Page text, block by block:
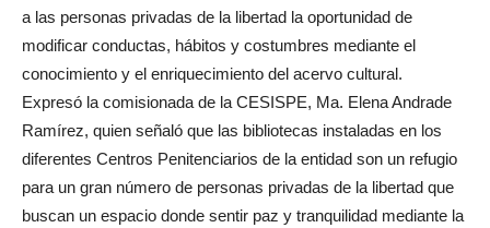
a las personas privadas de la libertad la oportunidad de
modificar conductas, hábitos y costumbres mediante el
conocimiento y el enriquecimiento del acervo cultural.
Expresó la comisionada de la CESISPE, Ma. Elena Andrade
Ramírez, quien señaló que las bibliotecas instaladas en los
diferentes Centros Penitenciarios de la entidad son un refugio
para un gran número de personas privadas de la libertad que
buscan un espacio donde sentir paz y tranquilidad mediante la